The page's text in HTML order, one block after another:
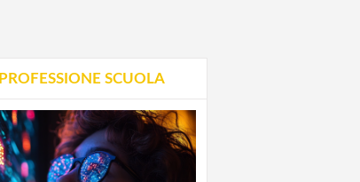
PROFESSIONE SCUOLA